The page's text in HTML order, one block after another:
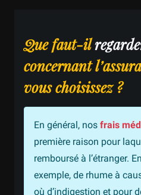
Que faut-il
concernant
vous choisissez ?
En général, nos frais
première raison pour
remboursé à l’étranger.
exemple, de rhume à
où d’indigestion et pour